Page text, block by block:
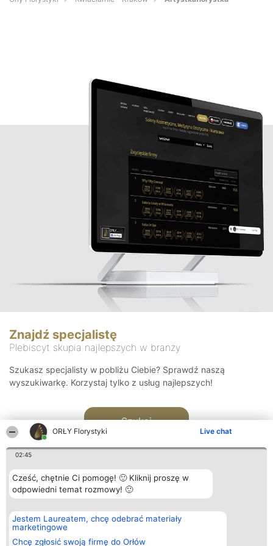
ORŁY Florystyki Live chat
02:45
Cześć, chętnie Ci pomogę! 🙂 Kliknij proszę w
odpowiedni temat rozmowy! 🙂
Jestem Laureatem, chcę odebrać materiały
marketingowe
Chcę zgłosić swoją firmę do Orłów
Znajdź specjalistę
Plebiscyt skupia najlepszych w branży
Szukasz specjalisty w pobliżu Ciebie? Sprawdź naszą
wyszukiwarkę. Korzystaj tylko z usług najlepszych!
Szukaj
Organizator plebiscytu
Bright Side Solutions sp. z o.
o. sp. k.
ul. Ruska 22
Plebiscyt
Laureaci
wszystkich
Kontakt
Kontakt